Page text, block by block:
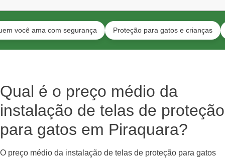
ama com segurança Proteção para gatos e crianças
Qual é o preço médio da
instalação de telas de proteção
para gatos em Piraquara?
O preço médio da instalação de telas de proteção para gatos